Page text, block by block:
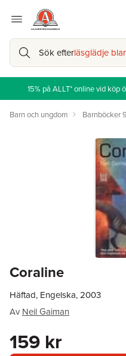
Sök efterläsglädje
15% på ALLT* online vid köp
Barn och ungdom Barnböcker
Coraline
Häftad, Engelska, 2003
Av Neil Gaiman
159 kr